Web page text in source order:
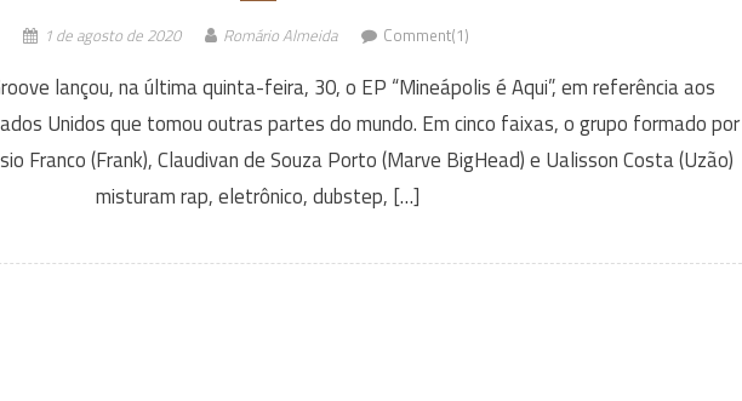
1 de agosto de 2020 Romário Almeida Comment(1)
lançou, na última quinta-feira, 30, o EP “Mineápolis é Aqui”, em referência aos
Unidos que tomou outras partes do mundo. Em cinco faixas, o grupo formado por
Franco (Frank), Claudivan de Souza Porto (Marve BigHead) e Ualisson Costa (Uzão)
misturam rap, eletrônico, dubstep, […]